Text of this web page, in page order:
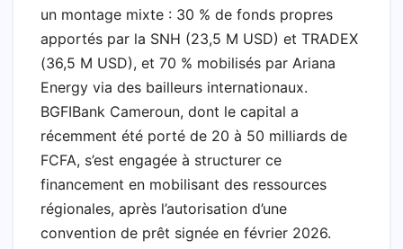
un montage mixte : 30 % de fonds propres
apportés par la SNH (23,5 M USD) et TRADEX
(36,5 M USD), et 70 % mobilisés par Ariana
Energy via des bailleurs internationaux.
BGFIBank Cameroun, dont le capital a
récemment été porté de 20 à 50 milliards de
FCFA, s’est engagée à structurer ce
financement en mobilisant des ressources
régionales, après l’autorisation d’une
convention de prêt signée en février 2026.